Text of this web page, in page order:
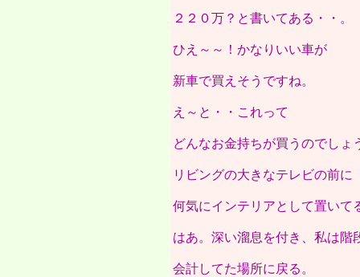
２２０万？と書いてある・・。
ひえ～～！かなりいい車が
新車で買えそうですね。
え～と・・これって
どんなお金持ちが買うのでしょ
リビングの大きなテレビの前に
何気にインテリアとして置いて
はあ。深い溜息を付き、私は階
会計してた場所に戻る。